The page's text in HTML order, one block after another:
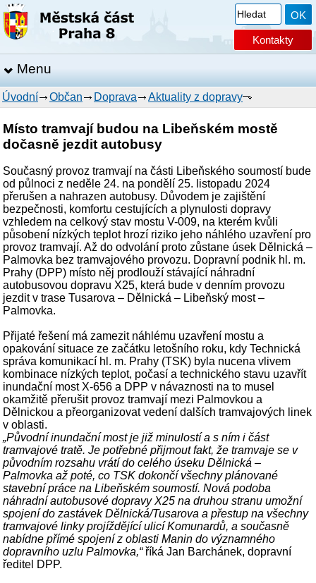
Kontakty
Menu
Úvodní Občan Doprava Aktuality z dopravy
Místo tramvají budou na Libeňském mostě
dočasně jezdit autobusy
Současný provoz tramvají na části Libeňského soumostí bude
od půlnoci z neděle 24. na pondělí 25. listopadu 2024
přerušen a nahrazen autobusy. Důvodem je zajištění
bezpečnosti, komfortu cestujících a plynulosti dopravy
vzhledem na celkový stav mostu V-009, na kterém kvůli
působení nízkých teplot hrozí riziko jeho náhlého uzavření pro
provoz tramvají. Až do odvolání proto zůstane úsek Dělnická –
Palmovka bez tramvajového provozu. Dopravní podnik hl. m.
Prahy (DPP) místo něj prodlouží stávající náhradní
autobusovou dopravu X25, která bude v denním provozu
jezdit v trase Tusarova – Dělnická – Libeňský most –
Palmovka.
Přijaté řešení má zamezit náhlému uzavření mostu a
opakování situace ze začátku letošního roku, kdy Technická
správa komunikací hl. m. Prahy (TSK) byla nucena vlivem
kombinace nízkých teplot, počasí a technického stavu uzavřít
inundační most X-656 a DPP v návaznosti na to musel
okamžitě přerušit provoz tramvají mezi Palmovkou a
Dělnickou a přeorganizovat vedení dalších tramvajových linek
v oblasti.
„Původní inundační most je již minulostí a s ním i část
tramvajové tratě. Je potřebné přijmout fakt, že tramvaje se v
původním rozsahu vrátí do celého úseku Dělnická –
Palmovka až poté, co TSK dokončí všechny plánované
stavební práce na Libeňském soumostí. Nová podoba
náhradní autobusové dopravy X25 na druhou stranu umožní
spojení do zastávek Dělnická/Tusarova a přestup na všechny
tramvajové linky projíždějící ulicí Komunardů, a současně
nabídne přímé spojení z oblasti Manin do významného
dopravního uzlu Palmovka,“říká Jan Barchánek, dopravní
ředitel DPP.